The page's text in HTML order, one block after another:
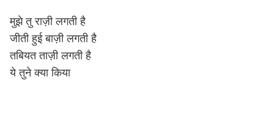
मुझे तु राज़ी लगती है
जीती हुई बाज़ी लगती है
तबियत ताज़ी लगती है
ये तुने क्या किया